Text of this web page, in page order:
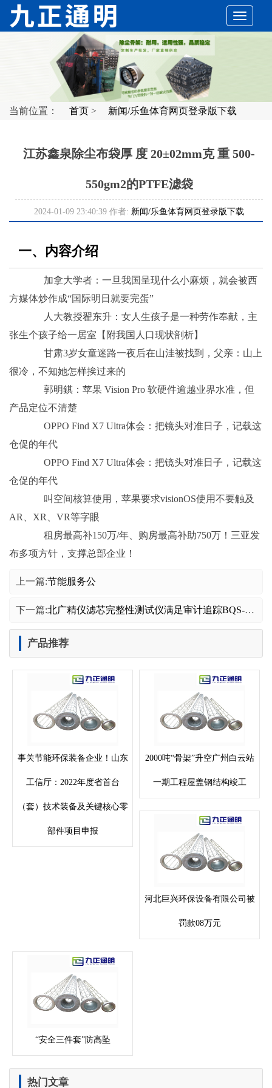
切
导
当前位置： 首页 > 新闻/乐鱼体育网页登录版下载
江苏鑫泉除尘布袋厚 度 20±02mm克 重 500-
550gm2的PTFE滤袋
2024-01-09 23:40:39 作者: 新闻/乐鱼体育网页登录版下载
一、内容介绍
加拿大学者：一旦我国呈现什么小麻烦，就会被西
方媒体炒作成“国际明日就要完蛋”
人大教授翟东升：女人生孩子是一种劳作奉献，主
张生个孩子给一居室【附我国人口现状剖析】
甘肃3岁女童迷路一夜后在山洼被找到，父亲：山上
很冷，不知她怎样挨过来的
郭明錤：苹果 Vision Pro 软硬件逾越业界水准，但
产品定位不清楚
OPPO Find X7 Ultra体会：把镜头对准日子，记载这
仓促的年代
OPPO Find X7 Ultra体会：把镜头对准日子，记载这
仓促的年代
叫空间核算使用，苹果要求visionOS使用不要触及
AR、XR、VR等字眼
租房最高补150万/年、购房最高补助750万！三亚发
布多项方针，支撑总部企业！
上一篇:节能服务公
下一篇:北广精仪滤芯完整性测试仪满足审计追踪BQS-2600
产品推荐
事关节能环保装备企业！山东
工信厅：2022年度省首台
（套）技术装备及关键核心零
部件项目申报
2000吨“骨架”升空广州白云站
一期工程屋盖钢结构竣工
河北巨兴环保设备有限公司被
罚款08万元
“安全三件套”防高坠
热门文章